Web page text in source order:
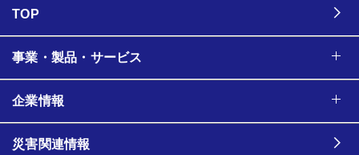
TOP
事業・製品・サービス
企業情報
災害関連情報